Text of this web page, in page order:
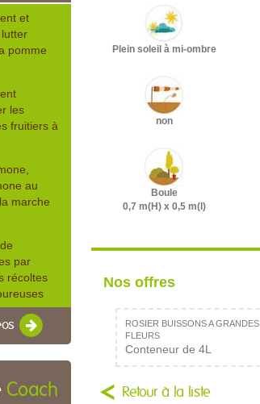
et
pomme
les
fruitiers à
au
marche
par
récoltes
Coach
Plein soleil à mi-ombre
non
Boule
0,7 m(H) x 0,5 m(l)
Nos offres
ROSIER BUISSONS A GRANDES
FLEURS
Conteneur de 4L
Retour à la liste